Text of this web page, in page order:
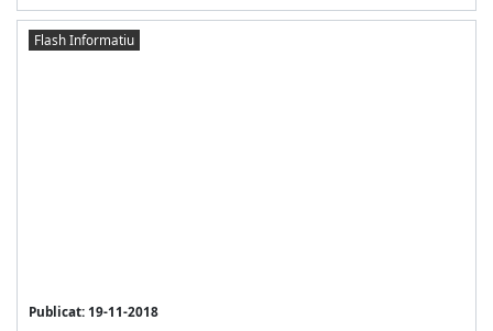
Flash Informatiu
Publicat: 19-11-2018